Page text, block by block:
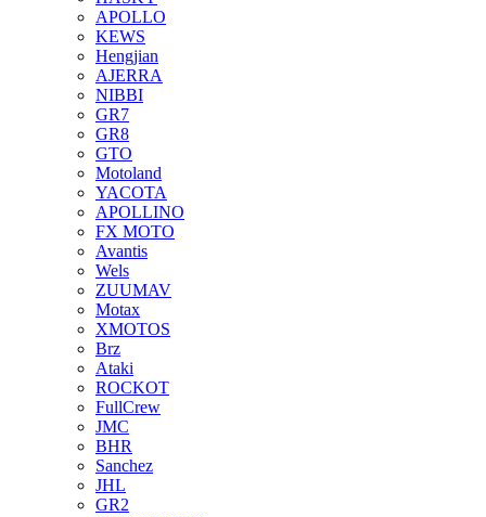
APOLLO
KEWS
Hengjian
AJERRA
NIBBI
GR7
GR8
GTO
Motoland
YACOTA
APOLLINO
FX MOTO
Avantis
Wels
ZUUMAV
Motax
XMOTOS
Brz
Ataki
ROCKOT
FullCrew
JMC
BHR
Sanchez
JHL
GR2